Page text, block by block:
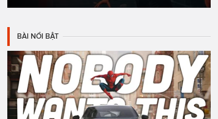
BÀI NỔI BẬT